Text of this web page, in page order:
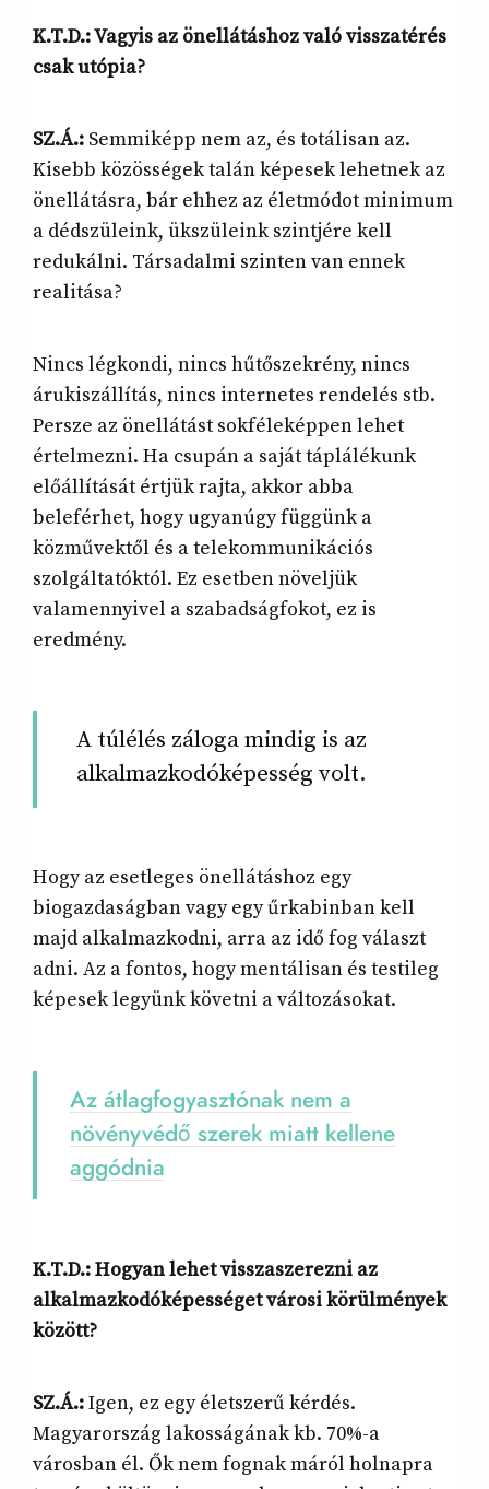
K.T.D.: Vagyis az önellátáshoz való visszatérés
csak utópia?
SZ.Á.: Semmiképp nem az, és totálisan az.
Kisebb közösségek talán képesek lehetnek az
önellátásra, bár ehhez az életmódot minimum
a dédszüleink, ükszüleink szintjére kell
redukálni. Társadalmi szinten van ennek
realitása?
Nincs légkondi, nincs hűtőszekrény, nincs
árukiszállítás, nincs internetes rendelés stb.
Persze az önellátást sokféleképpen lehet
értelmezni. Ha csupán a saját táplálékunk
előállítását értjük rajta, akkor abba
beleférhet, hogy ugyanúgy függünk a
közművektől és a telekommunikációs
szolgáltatóktól. Ez esetben növeljük
valamennyivel a szabadságfokot, ez is
eredmény.
A túlélés záloga mindig is az
alkalmazkodóképesség volt.
Hogy az esetleges önellátáshoz egy
biogazdaságban vagy egy űrkabinban kell
majd alkalmazkodni, arra az idő fog választ
adni. Az a fontos, hogy mentálisan és testileg
képesek legyünk követni a változásokat.
Az átlagfogyasztónak nem a
növényvédő szerek miatt kellene
aggódnia
K.T.D.: Hogyan lehet visszaszerezni az
alkalmazkodóképességet városi körülmények
között?
SZ.Á.:Igen, ez egy életszerű kérdés.
Magyarország lakosságának kb. 70%-a
városban él. Ők nem fognak máról holnapra